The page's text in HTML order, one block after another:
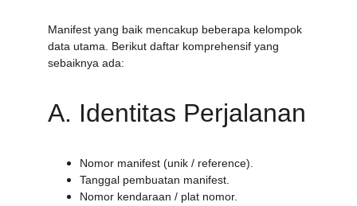
Manifest yang baik mencakup beberapa kelompok
data utama. Berikut daftar komprehensif yang
sebaiknya ada:
A. Identitas Perjalanan
Nomor manifest (unik / reference).
Tanggal pembuatan manifest.
Nomor kendaraan / plat nomor.